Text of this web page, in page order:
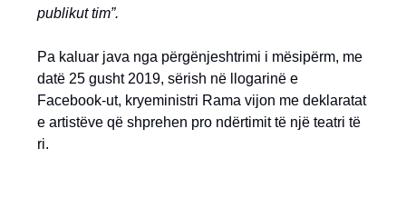
publikut tim”.
Pa kaluar java nga përgënjeshtrimi i mësipërm, me
datë 25 gusht 2019, sërish në llogarinë e
Facebook-ut, kryeministri Rama vijon me deklaratat
e artistëve që shprehen pro ndërtimit të një teatri të
ri.